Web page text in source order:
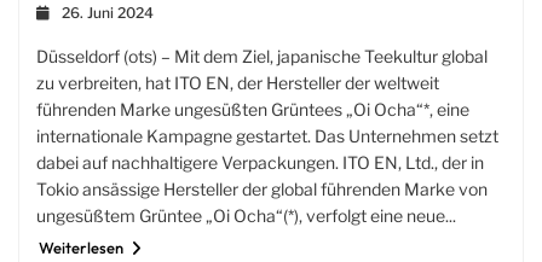
26. Juni 2024
Düsseldorf (ots) – Mit dem Ziel, japanische Teekultur global
zu verbreiten, hat ITO EN, der Hersteller der weltweit
führenden Marke ungesüßten Grüntees „Oi Ocha“*, eine
internationale Kampagne gestartet. Das Unternehmen setzt
dabei auf nachhaltigere Verpackungen. ITO EN, Ltd., der in
Tokio ansässige Hersteller der global führenden Marke von
ungesüßtem Grüntee „Oi Ocha“(*), verfolgt eine neue...
Weiterlesen